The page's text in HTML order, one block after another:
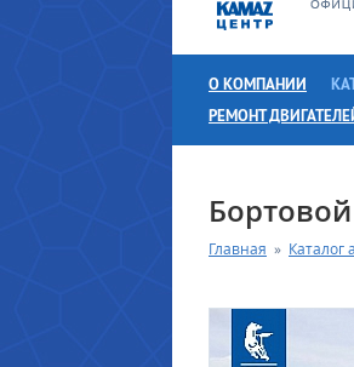
О КОМПАНИИ
РЕМОНТ
Главная » Каталог